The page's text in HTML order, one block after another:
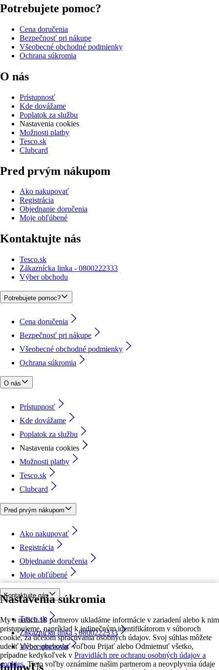
Nastavenia súkromia
My a našich 18 partnerov ukladáme informácie v zariadení alebo k nim
pristupujeme, napríklad k jedinečným identifikátorom v súboroch
cookie, za účelom spracúvania osobných údajov. Svoj súhlas môžete
udeliť alebo spravovať voľbou Prijať alebo Odmietnuť všetko,
prípadne kedykoľvek v Pravidlách pre ochranu osobných údajov a
cookies. Tieto voľby oznámime našim partnerom a neovplyvnia údaje
Potrebujete pomoc?
Cena doručenia
Bezpečnosť pri nákupe
Všeobecné obchodné podmienky
Ochrana súkromia
O nás
Prístupnosť
Kde dovážame
Poplatok za službu
Nastavenia cookies
Možnosti platby
Tesco.sk
Clubcard
Pred prvým nákupom
Ako nakupovať
Registrácia
Objednanie doručenia
Moje obľúbené
Kontaktujte nás
Tesco.sk
Zákaznícka linka - 0800222333
Výber obchodu
Potrebujete pomoc?
Cena doručenia
Bezpečnosť pri nákupe
Všeobecné obchodné podmienky
Ochrana súkromia
O nás
Prístupnosť
Kde dovážame
Poplatok za službu
Nastavenia cookies
Možnosti platby
Tesco.sk
Clubcard
Pred prvým nákupom
Ako nakupovať
Registrácia
Objednanie doručenia
Moje obľúbené
Kontaktujte nás
Tesco.sk
Zákaznícka linka - 0800222333
Výber obchodu
followUs